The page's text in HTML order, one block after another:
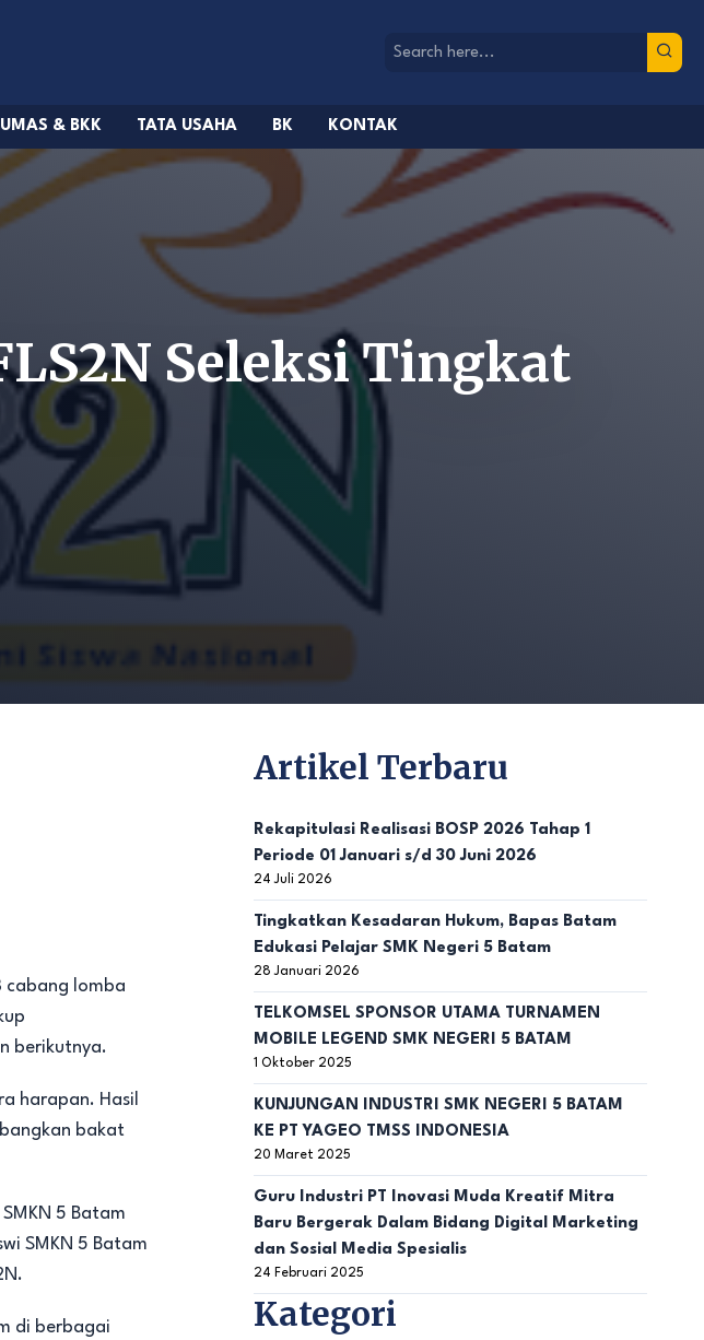
& BKK TATA USAHA BK KONTAK
Seleksi Tingkat
cabang lomba
berikutnya.
harapan. Hasil
bakat
5 Batam
SMKN 5 Batam
di berbagai
Artikel Terbaru
Rekapitulasi Realisasi BOSP 2026 Tahap 1
Periode 01 Januari s/d 30 Juni 2026
24 Juli 2026
Tingkatkan Kesadaran Hukum, Bapas Batam
Edukasi Pelajar SMK Negeri 5 Batam
28 Januari 2026
TELKOMSEL SPONSOR UTAMA TURNAMEN
MOBILE LEGEND SMK NEGERI 5 BATAM
1 Oktober 2025
KUNJUNGAN INDUSTRI SMK NEGERI 5 BATAM
KE PT YAGEO TMSS INDONESIA
20 Maret 2025
Guru Industri PT Inovasi Muda Kreatif Mitra
Baru Bergerak Dalam Bidang Digital Marketing
dan Sosial Media Spesialis
24 Februari 2025
Kategori